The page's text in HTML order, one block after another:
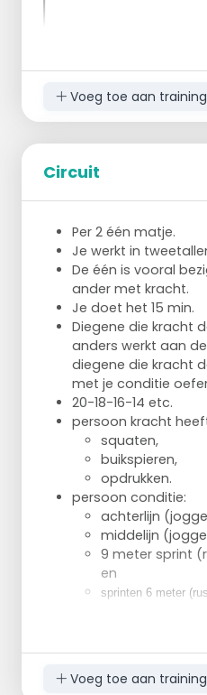
oefeningen
Verdeel de groep in
vierkant met de
De vierkanten zijn
bestaan uit vier
hoedjes
De eerst van elk
De trainer noemt 1,
de hand aangetikt
juiste volgorde
Vervolgens op
parcour vervolgen
Bij de pionnen:
achteruit
Bij de ladder elke
(meerdere variaties
Vervolgens terug
hoedje van het
De snelste heeft 1
verdiend
oefeningen
Voeg toe aan training
Circuit
Per 2 één matje.
Je werkt in
De één is vooral
ander met kracht.
Je doet het 15 min.
Diegene die kracht
anders werkt aan
diegene die kracht
met je conditie
20-18-16-14 etc.
persoon kracht
squaten,
buikspieren,
opdrukken.
persoon conditie:
achterlijn
middelijn
9 meter sprint
en
sprinten 6 meter
Voeg toe aan training